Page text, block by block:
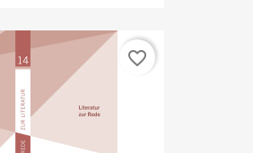
favorite_border